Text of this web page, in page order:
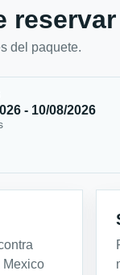
reservar
del paquete.
- 10/08/2026
Mexico